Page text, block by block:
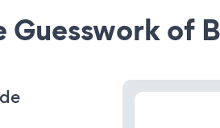
Guesswork of